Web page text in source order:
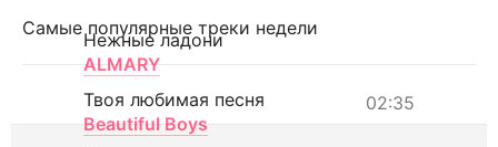
Самые популярные треки недели
Нежные ладони
ALMARY
02:35
Твоя любимая песня
Beautiful Boys